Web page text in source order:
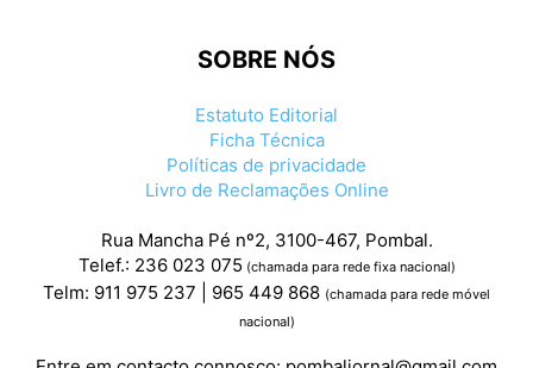
SOBRE NÓS
Estatuto Editorial
Ficha Técnica
Políticas de privacidade
Livro de Reclamações Online
Rua Mancha Pé nº2, 3100-467, Pombal.
Telef.: 236 023 075 (chamada para rede fixa nacional)
Telm: 911 975 237 | 965 449 868 (chamada para rede móvel
nacional)